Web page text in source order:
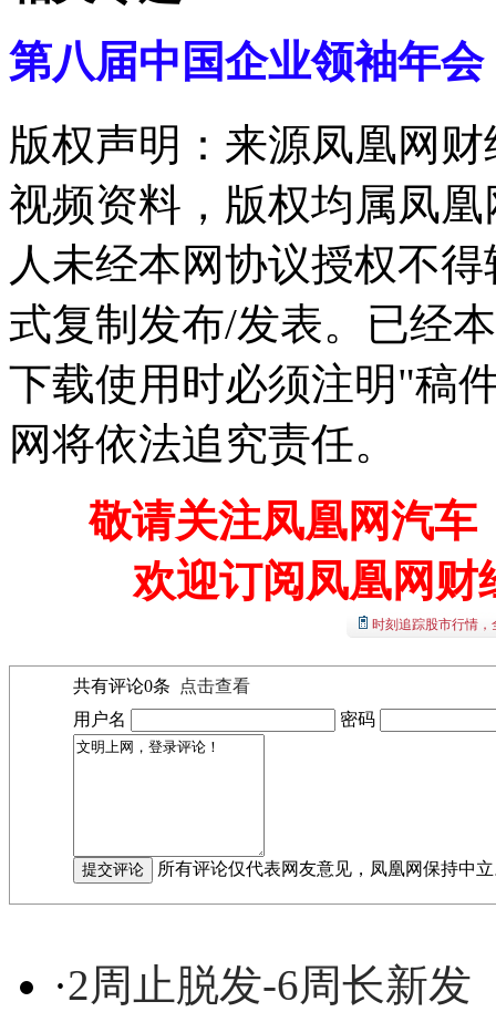
第八届中国企业领袖年会
版权声明：来源凤凰网
视频资料，版权均属凤
人未经本网协议授权不
式复制发布/发表。已经
下载使用时必须注明"稿
网将依法追究责任。
敬请关注凤凰网汽车
欢迎订阅凤凰网财
时刻追踪股市行情
共有评论0条
点击查看
用户名
密码
所有评论仅代表网友意见，凤凰网保持中
·2周止脱发-6周长新发